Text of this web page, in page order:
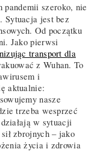
pandemii szeroko, nie
Sytuacja jest bez
Od początku
Jako pierwsi
transport dla
z Wuhan. To
i
aktualnie:
nasze
trzeba wesprzeć
w sytuacji
zbrojnych – jako
życia i zdrowia